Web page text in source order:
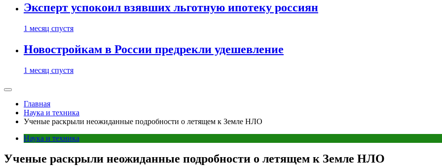
Эксперт успокоил взявших льготную ипотеку россиян
1 месяц спустя
Новостройкам в России предрекли удешевление
1 месяц спустя
Главная
Наука и техника
Ученые раскрыли неожиданные подробности о летящем к Земле НЛО
Наука и техника
Ученые раскрыли неожиданные подробности о летящем к Земле НЛО